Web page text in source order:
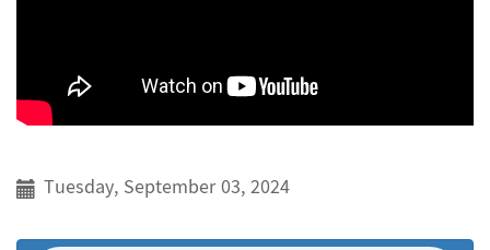
Tuesday, September 03, 2024